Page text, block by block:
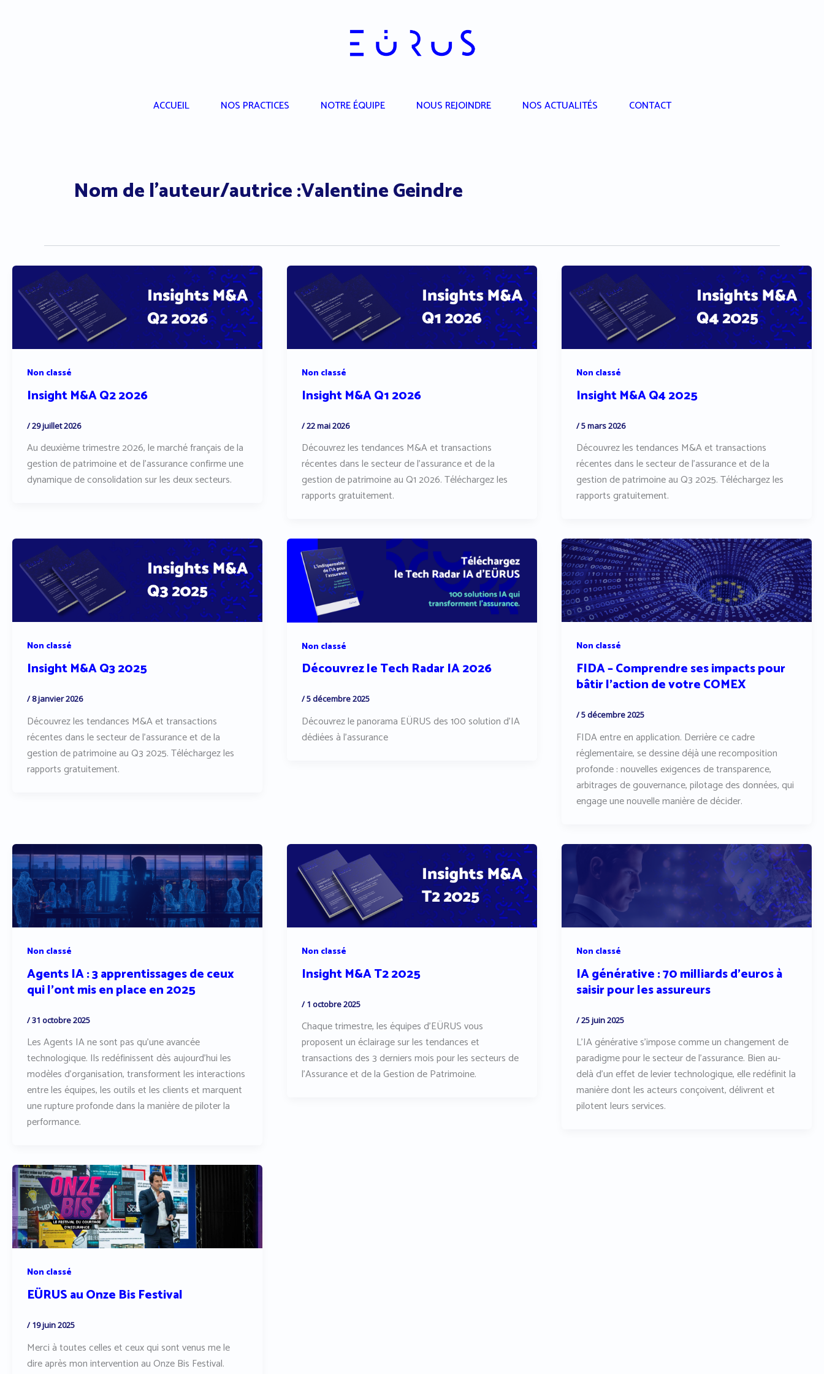
ACCUEIL NOS PRACTICES NOTRE ÉQUIPE NOUS REJOINDRE NOS ACTUALITÉS CONTACT
Nom de l’auteur/autrice :Valentine Geindre
Non classé
Insight M&A Q2 2026
/29 juillet 2026
Au deuxième trimestre 2026, le marché français de la
gestion de patrimoine et de l’assurance confirme une
dynamique de consolidation sur les deux secteurs.
Non classé
Insight M&A Q1 2026
/22 mai 2026
Découvrez les tendances M&A et transactions
récentes dans le secteur de l’assurance et de la
gestion de patrimoine au Q1 2026. Téléchargez les
rapports gratuitement.
Non classé
Insight M&A Q4 2025
/5 mars 2026
Découvrez les tendances M&A et transactions
récentes dans le secteur de l’assurance et de la
gestion de patrimoine au Q3 2025. Téléchargez les
rapports gratuitement.
Non classé
Insight M&A Q3 2025
/8 janvier 2026
Découvrez les tendances M&A et transactions
récentes dans le secteur de l’assurance et de la
gestion de patrimoine au Q3 2025. Téléchargez les
rapports gratuitement.
Non classé
Découvrez le Tech Radar IA 2026
/5 décembre 2025
Découvrez le panorama EÜRUS des 100 solution d’IA
dédiées à l’assurance
Non classé
FIDA – Comprendre ses impacts pour
bâtir l’action de votre COMEX
/5 décembre 2025
FIDA entre en application. Derrière ce cadre
réglementaire, se dessine déjà une recomposition
profonde : nouvelles exigences de transparence,
arbitrages de gouvernance, pilotage des données, qui
engage une nouvelle manière de décider.
Non classé
Agents IA : 3 apprentissages de ceux
qui l’ont mis en place en 2025
/31 octobre 2025
Les Agents IA ne sont pas qu’une avancée
technologique. Ils redéfinissent dès aujourd’hui les
modèles d’organisation, transforment les interactions
entre les équipes, les outils et les clients et marquent
une rupture profonde dans la manière de piloter la
performance.
Non classé
Insight M&A T2 2025
/ 1 octobre 2025
Chaque trimestre, les équipes d’EÜRUS vous
proposent un éclairage sur les tendances et
transactions des 3 derniers mois pour les secteurs de
l’Assurance et de la Gestion de Patrimoine.
Non classé
IA générative : 70 milliards d’euros à
saisir pour les assureurs
/25 juin 2025
L’IA générative s’impose comme un changement de
paradigme pour le secteur de l’assurance. Bien au-
delà d’un effet de levier technologique, elle redéfinit la
manière dont les acteurs conçoivent, délivrent et
pilotent leurs services.
Non classé
EÜRUS au Onze Bis Festival
/ 19 juin 2025
Merci à toutes celles et ceux qui sont venus me le
dire après mon intervention au Onze Bis Festival.